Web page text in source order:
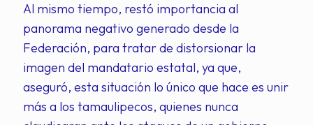
Al mismo tiempo, restó importancia al
panorama negativo generado desde la
Federación, para tratar de distorsionar la
imagen del mandatario estatal, ya que,
aseguró, esta situación lo único que hace es unir
más a los tamaulipecos, quienes nunca